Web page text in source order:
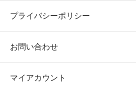
プライバシーポリシー
お問い合わせ
マイアカウント